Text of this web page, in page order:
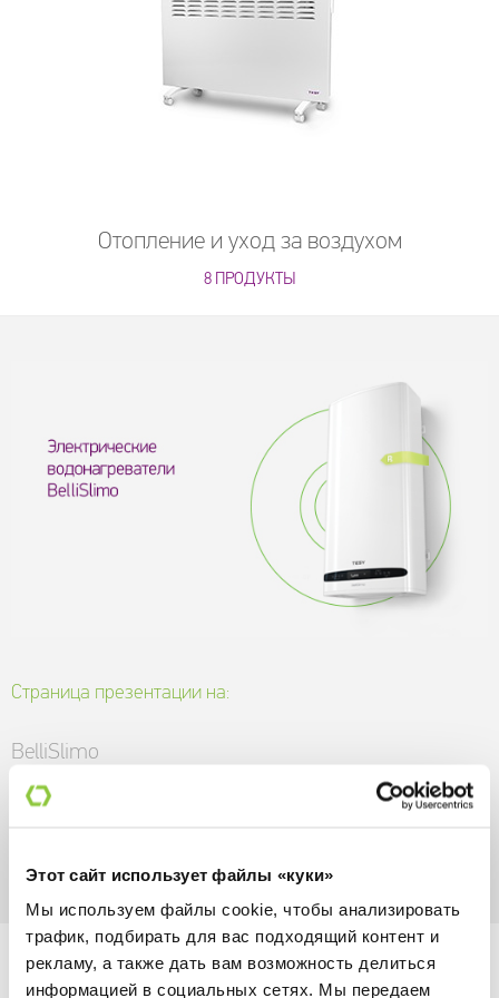
Этот сайт использует файлы «куки»
Мы используем файлы cookie, чтобы анализировать
трафик, подбирать для вас подходящий контент и
рекламу, а также дать вам возможность делиться
информацией в социальных сетях. Мы передаем
Отопление и уход за воздухом
8 ПРОДУКТЫ
Страница презентации на:
BelliSlimo
BiLight